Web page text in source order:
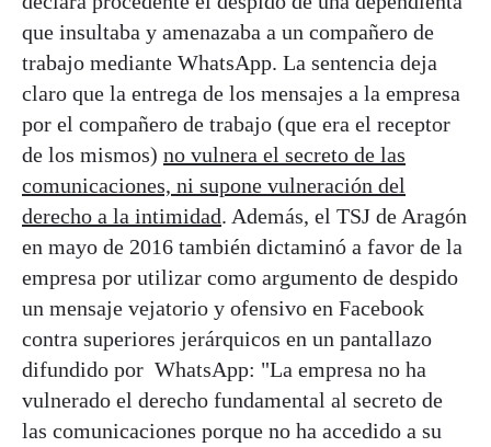
que insultaba y amenazaba a un compañero de
trabajo mediante WhatsApp. La sentencia deja
claro que la entrega de los mensajes a la empresa
por el compañero de trabajo (que era el receptor
de los mismos) no vulnera el secreto de las
comunicaciones, ni supone vulneración del
derecho a la intimidad. Además, el TSJ de Aragón
en mayo de 2016 también dictaminó a favor de la
empresa por utilizar como argumento de despido
un mensaje vejatorio y ofensivo en Facebook
contra superiores jerárquicos en un pantallazo
difundido por WhatsApp: "La empresa no ha
vulnerado el derecho fundamental al secreto de
las comunicaciones porque no ha accedido a su